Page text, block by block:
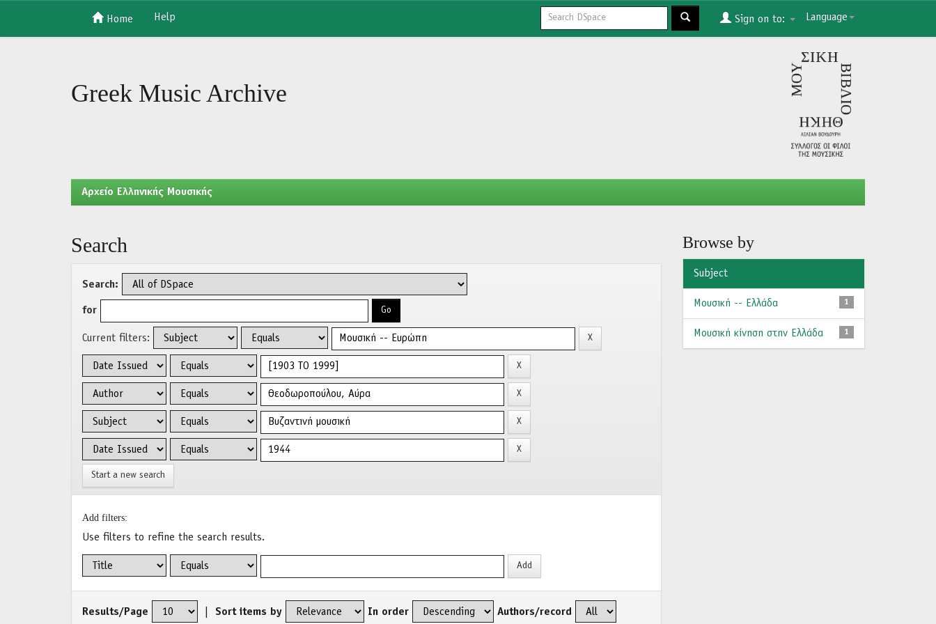
Home Help Language
Sign on to:
Greek Music Archive
Aρχείο Ελληνικής Μουσικής
Search
Search:
for
Current filters:
Start a new search
Add filters:
Use filters to refine the search results.
Results/Page Sort items by In order Authors/record
Browse by
Subject
1
Μουσική -- Ελλάδα
1
Μουσική κίνηση στην Ελλάδα